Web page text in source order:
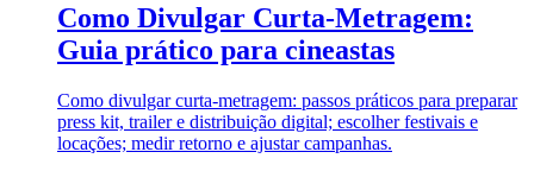
Como Divulgar Curta-Metragem:
Guia prático para cineastas
Como divulgar curta-metragem: passos práticos para preparar
press kit, trailer e distribuição digital; escolher festivais e
locações; medir retorno e ajustar campanhas.